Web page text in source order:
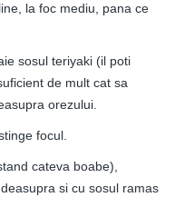
la foc mediu, pana ce
sosul teriyaki (il poti
de mult cat sa
orezului.
focul.
cateva boabe),
si cu sosul ramas